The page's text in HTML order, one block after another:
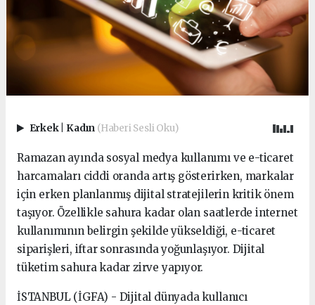
Erkek Kadın (Haberi Sesli Oku)
Ramazan ayında sosyal medya kullanımı ve e-ticaret
harcamaları ciddi oranda artış gösterirken, markalar
için erken planlanmış dijital stratejilerin kritik önem
taşıyor. Özellikle sahura kadar olan saatlerde internet
kullanımının belirgin şekilde yükseldiği, e-ticaret
siparişleri, iftar sonrasında yoğunlaşıyor. Dijital
tüketim sahura kadar zirve yapıyor.
İSTANBUL (İGFA) - Dijital dünyada kullanıcı